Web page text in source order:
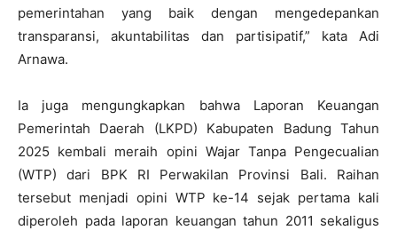
pemerintahan yang baik dengan mengedepankan
transparansi, akuntabilitas dan partisipatif,” kata Adi
Arnawa.
Ia juga mengungkapkan bahwa Laporan Keuangan
Pemerintah Daerah (LKPD) Kabupaten Badung Tahun
2025 kembali meraih opini Wajar Tanpa Pengecualian
(WTP) dari BPK RI Perwakilan Provinsi Bali. Raihan
tersebut menjadi opini WTP ke-14 sejak pertama kali
diperoleh pada laporan keuangan tahun 2011 sekaligus